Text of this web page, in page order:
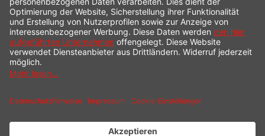
Mit Fleischwolfaufsatz inkl. 3 Lochscheiben (3
mm / 5 mm / 7 mm), Wurstfüll-, Spritzgebäck-
und Kebabvorsatz sowie drei verschiedene
Pasta-Scheiben für selbstgemachte Fettuccine,
Spaghetti und Macaroni
LED-Programmanzeige, LCD-Display mit Count
Massives Aluminiumguss-Gehäuse
Spritzschutz mit Einfüllöffnung